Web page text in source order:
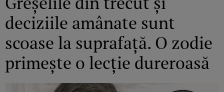
deciziile amânate sunt
scoase la suprafață. O zodie
primește o lecție dureroasă